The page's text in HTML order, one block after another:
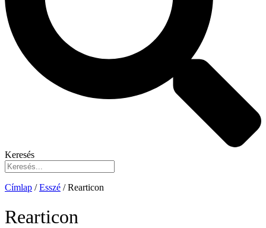
Keresés
Címlap /Esszé /Rearticon
Rearticon